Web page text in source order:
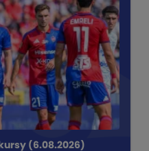
(6.08.2026)